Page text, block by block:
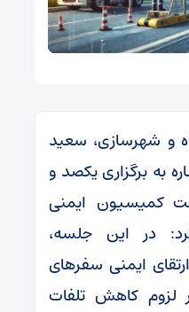
و شهرسازی، سعید
به برگزاری یکصد و
ایمنی
در این جلسه،
ایمنی سفرهای
کاهش تلفات